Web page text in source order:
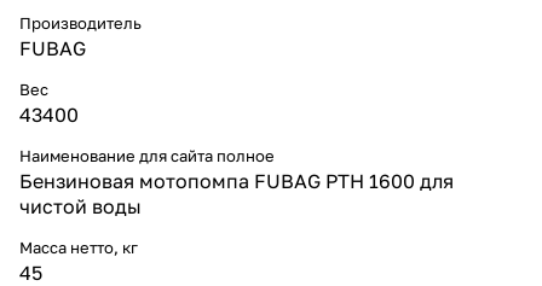
Производитель
FUBAG
Вес
43400
Наименование для сайта полное
Бензиновая мотопомпа FUBAG PTH 1600 для
чистой воды
Масса нетто, кг
45